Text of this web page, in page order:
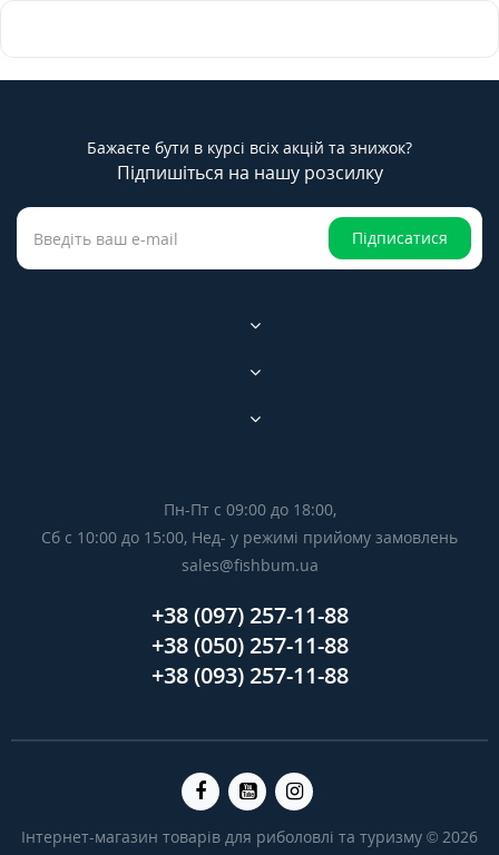
Бажаєте бути в курсі всіх акцій та знижок?
Підпишіться на нашу розсилку
Підписатися
Пн-Пт с 09:00 до 18:00,
Сб с 10:00 до 15:00, Нед- у режимі прийому замовлень
sales@fishbum.ua
+38 (097) 257-11-88
+38 (050) 257-11-88
+38 (093) 257-11-88
Інтернет-магазин товарів для риболовлі та туризму © 2026